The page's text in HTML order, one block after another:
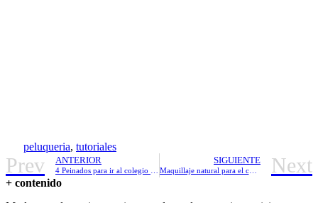
peluqueria, tutoriales
Prev ANTERIOR SIGUIENTE
Maquillaje natural para el colegio en casa Next
+ contenido